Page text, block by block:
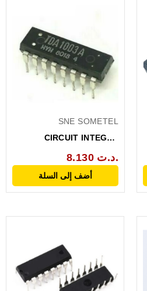
SNE SOMETEL
CIRCUIT INTEGRE
8.130 د.ت.
أضف إلى السلة